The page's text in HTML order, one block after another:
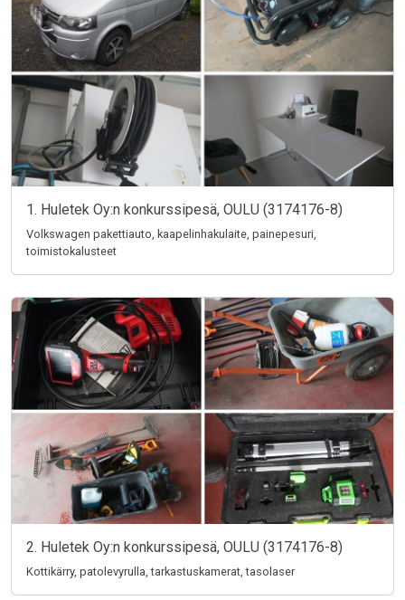
1. Huletek Oy:n konkurssipesä, OULU (3174176-8)
Volkswagen pakettiauto, kaapelinhakulaite, painepesuri,
toimistokalusteet
2. Huletek Oy:n konkurssipesä, OULU (3174176-8)
Kottikärry, patolevyrulla, tarkastuskamerat, tasolaser